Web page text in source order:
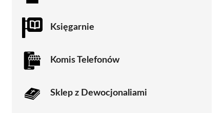
Księgarnie
Komis Telefonów
Sklep z Dewocjonaliami